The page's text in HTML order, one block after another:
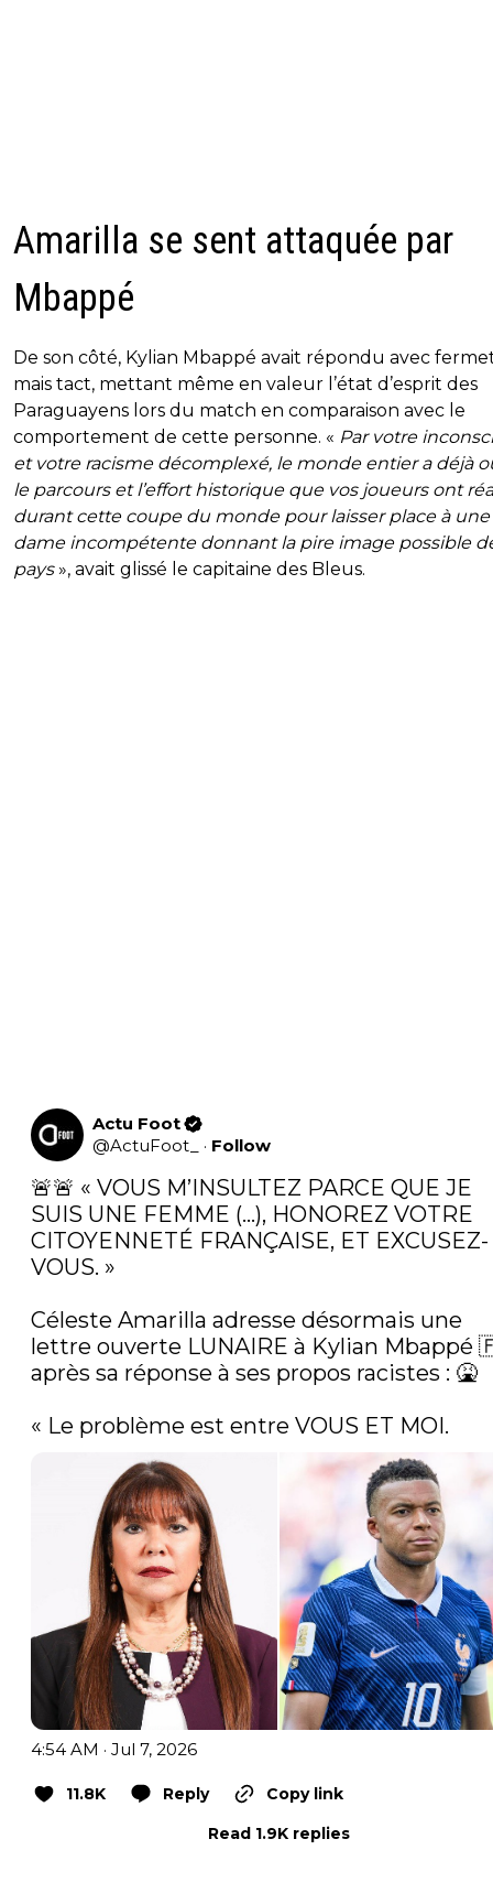
Amarilla se sent attaquée par
Mbappé
De son côté, Kylian Mbappé avait répondu avec
mais tact, mettant même en valeur l’état d’esprit des
Paraguayens lors du match en comparaison avec le
comportement de cette personne. « Par votre
et votre racisme décomplexé, le monde entier a déjà
le parcours et l’effort historique que vos joueurs ont
durant cette coupe du monde pour laisser place à une
dame incompétente donnant la pire image possible
pays», avait glissé le capitaine des Bleus.
Actu Foot
@ActuFoot_ · Follow
🚨🚨 « VOUS M’INSULTEZ PARCE QUE JE
SUIS UNE FEMME (…), HONOREZ VOTRE
CITOYENNETÉ FRANÇAISE, ET EXCUSEZ-
VOUS. »
Céleste Amarilla adresse désormais une
lettre ouverte LUNAIRE à Kylian Mbappé
après sa réponse à ses propos racistes : 🤮
« Le problème est entre VOUS ET MOI.
4:54 AM · Jul 7, 2026
11.8K Reply
Copy link
Read 1.9K replies